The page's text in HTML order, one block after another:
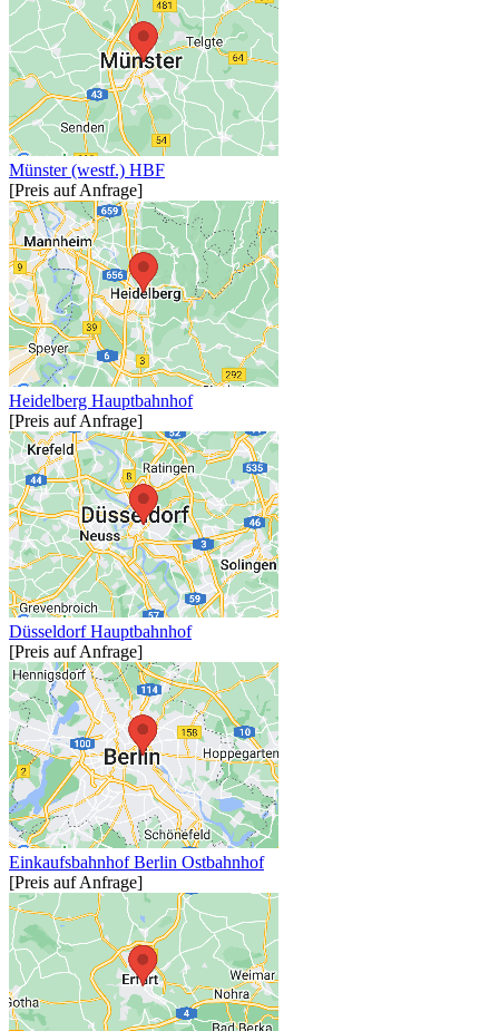
Münster (westf.) HBF
[Preis auf Anfrage]
Heidelberg Hauptbahnhof
[Preis auf Anfrage]
Düsseldorf Hauptbahnhof
[Preis auf Anfrage]
Einkaufsbahnhof Berlin Ostbahnhof
[Preis auf Anfrage]